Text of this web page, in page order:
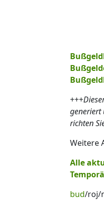
+++
generiert
richten
Weitere
Alle
bud/roj/